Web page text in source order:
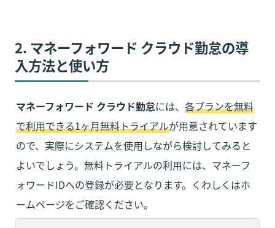
2. マネーフォワード クラウド勤怠の導
入方法と使い方
マネーフォワード クラウド勤怠には、 各プランを無料
で利用できる1ヶ月無料トライアルが用意されています
ので、実際にシステムを使用しながら検討してみると
よいでしょう。無料トライアルの利用には、マネーフ
ォワードIDへの登録が必要となります。くわしくはホ
ームページをご確認ください。